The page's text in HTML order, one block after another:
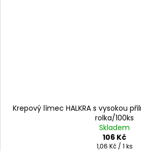
Krepový límec HALKRA s vysokou
rolka/100ks
Skladem
106 Kč
Měrná
1,06 Kč / 1 ks